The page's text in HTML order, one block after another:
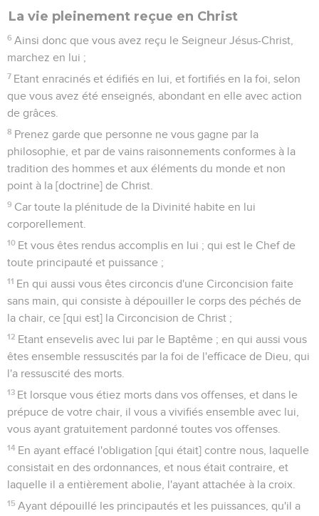
La vie pleinement reçue en Christ
6 Ainsi donc que vous avez reçu le Seigneur Jésus-Christ,
marchez en lui ;
7 Etant enracinés et édifiés en lui, et fortifiés en la foi, selon
que vous avez été enseignés, abondant en elle avec action
de grâces.
8 Prenez garde que personne ne vous gagne par la
philosophie, et par de vains raisonnements conformes à la
tradition des hommes et aux éléments du monde et non
point à la [doctrine] de Christ.
9 Car toute la plénitude de la Divinité habite en lui
corporellement.
10 Et vous êtes rendus accomplis en lui ; qui est le Chef de
toute principauté et puissance ;
11 En qui aussi vous êtes circoncis d'une Circoncision faite
sans main, qui consiste à dépouiller le corps des péchés de
la chair, ce [qui est] la Circoncision de Christ ;
12 Etant ensevelis avec lui par le Baptême ; en qui aussi vous
êtes ensemble ressuscités par la foi de l'efficace de Dieu, qui
l'a ressuscité des morts.
13 Et lorsque vous étiez morts dans vos offenses, et dans le
prépuce de votre chair, il vous a vivifiés ensemble avec lui,
vous ayant gratuitement pardonné toutes vos offenses.
14 En ayant effacé l'obligation [qui était] contre nous, laquelle
consistait en des ordonnances, et nous était contraire, et
laquelle il a entièrement abolie, l'ayant attachée à la croix.
15 Ayant dépouillé les principautés et les puissances, qu'il a